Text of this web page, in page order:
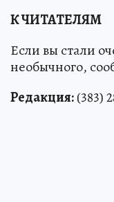
К ЧИТАТЕЛЯМ
Если вы стали
необычного,
Редакция:(383)